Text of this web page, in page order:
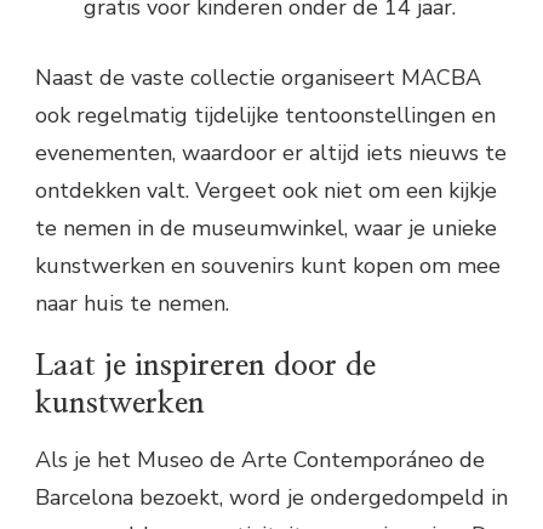
gratis voor kinderen onder de 14 jaar.
Naast de vaste collectie organiseert MACBA
ook regelmatig tijdelijke tentoonstellingen en
evenementen, waardoor er altijd iets nieuws te
ontdekken valt. Vergeet ook niet om een kijkje
te nemen in de museumwinkel, waar je unieke
kunstwerken en souvenirs kunt kopen om mee
naar huis te nemen.
Laat je inspireren door de
kunstwerken
Als je het Museo de Arte Contemporáneo de
Barcelona bezoekt, word je ondergedompeld in